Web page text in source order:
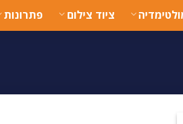
ציוד צילום פתרונות